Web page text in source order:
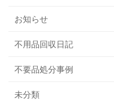
お知らせ
不用品回収日記
不要品処分事例
未分類